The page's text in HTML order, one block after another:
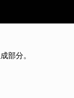
部分。